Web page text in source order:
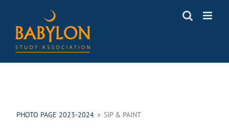
content
PHOTO PAGE 2023-2024 » SIP & PAINT